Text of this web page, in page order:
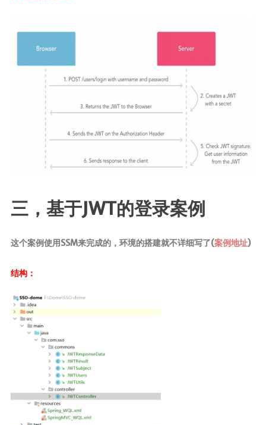
三，基于JWT的登录案例
这个案例使用SSM来完成的，环境的搭建就不详细写了(案例地址)
结构：